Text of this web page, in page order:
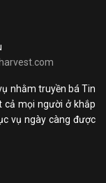
nhằm truyền bá Tin
cả mọi người ở khắp
vụ ngày càng được